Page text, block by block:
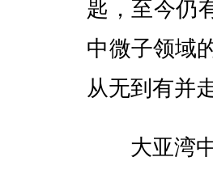
匙，至今仍
中微子领域
从无到有并
大亚湾中